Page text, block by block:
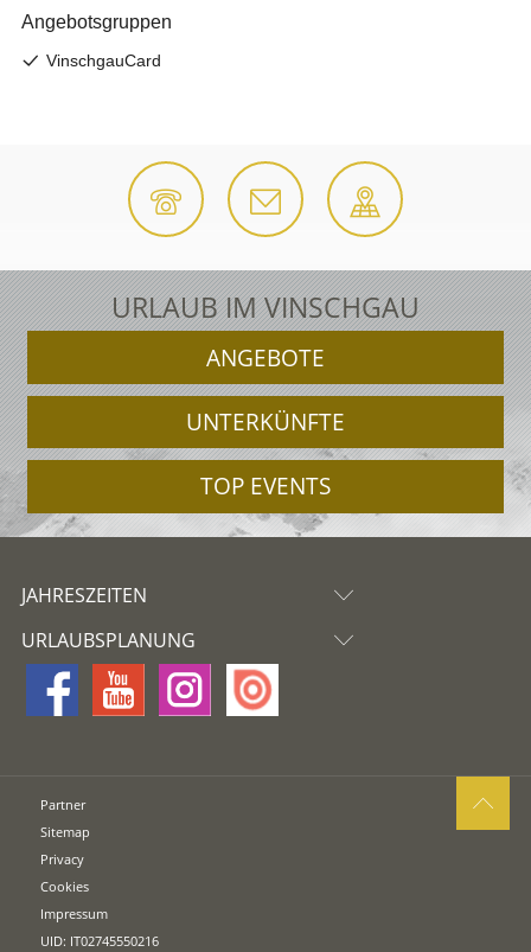
URLAUB IM VINSCHGAU
ANGEBOTE
UNTERKÜNFTE
TOP EVENTS
JAHRESZEITEN
URLAUBSPLANUNG
Partner
Sitemap
Privacy
Cookies
Impressum
UID: IT02745550216